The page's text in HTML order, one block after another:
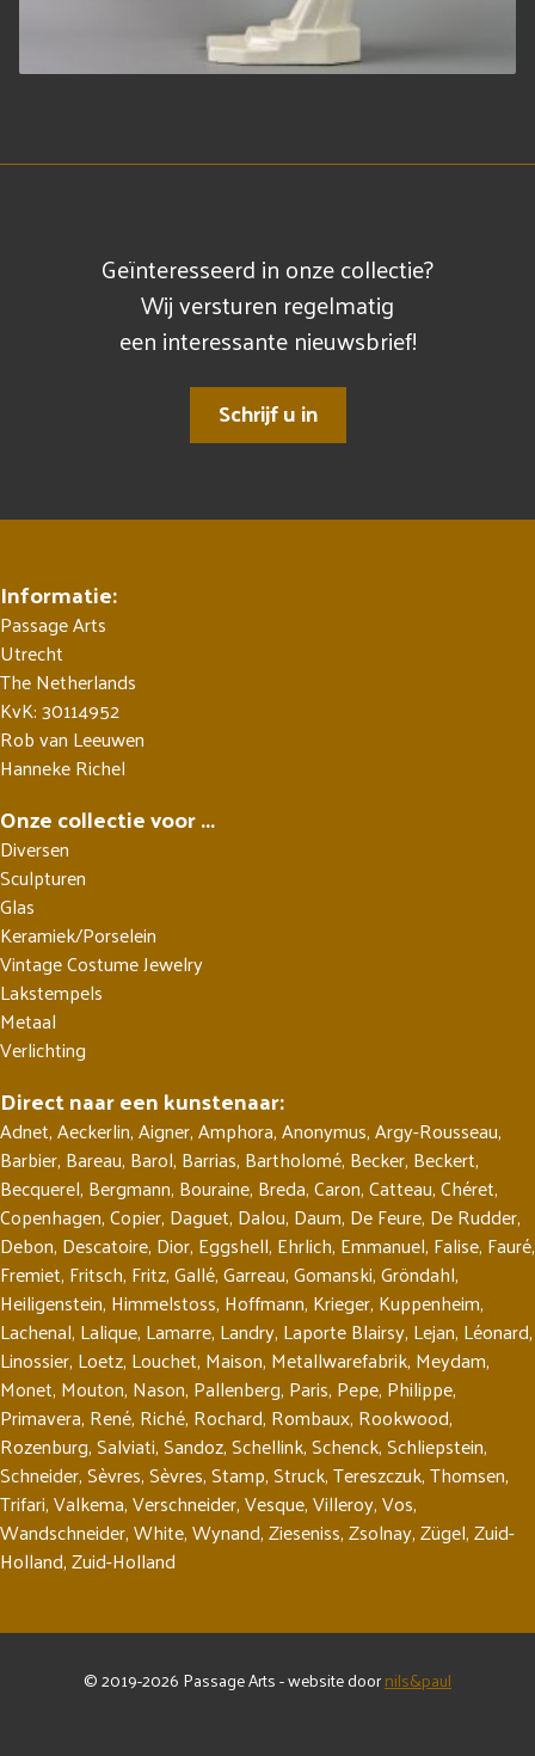
Geïnteresseerd in onze collectie?
Wij versturen regelmatig
een interessante nieuwsbrief!
Schrijf u in
Informatie:
Passage Arts
Utrecht
The Netherlands
KvK: 30114952
Rob van Leeuwen
Hanneke Richel
Onze collectie voor ...
Diversen
Sculpturen
Glas
Keramiek/Porselein
Vintage Costume Jewelry
Lakstempels
Metaal
Verlichting
Direct naar een kunstenaar:
Adnet,Aeckerlin,Aigner,Amphora,Anonymus,Argy-Rousseau,
Barbier, Bareau, Barol, Barrias, Bartholomé, Becker, Beckert,
Becquerel, Bergmann, Bouraine, Breda,Caron,Catteau,Chéret,
Copenhagen,Copier, Daguet, Dalou, Daum, De Feure, De Rudder,
Debon, Descatoire, Dior, Eggshell, Ehrlich, Emmanuel, Falise, Fauré,
Fremiet, Fritsch, Fritz,Gallé,Garreau,Gomanski,Gröndahl,
Heiligenstein, Himmelstoss, Hoffmann, Krieger, Kuppenheim,
Lachenal, Lalique, Lamarre, Landry, Laporte Blairsy, Lejan, Léonard,
Linossier, Loetz, Louchet, Maison, Metallwarefabrik, Meydam,
Monet, Mouton, Nason, Pallenberg, Paris, Pepe, Philippe,
Primavera, René, Riché, Rochard, Rombaux, Rookwood,
Rozenburg,Salviati,Sandoz,Schellink,Schenck,Schliepstein,
Schneider,Sèvres,Sèvres,Stamp,Struck,Tereszczuk,Thomsen,
Trifari,Valkema,Verschneider,Vesque,Villeroy,Vos,
Wandschneider,White,Wynand,Zieseniss,Zsolnay,Zügel,Zuid-
Holland,Zuid-Holland
© 2019-2026 Passage Arts - website doornils&paul